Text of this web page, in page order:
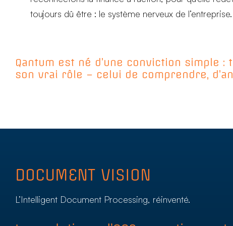
toujours dû être : le système nerveux de l’entreprise.
Qantum est né d’une conviction
son vrai rôle – celui de comprendre,
DOCUMENT VISION
L’Intelligent Document Processing, réinventé.